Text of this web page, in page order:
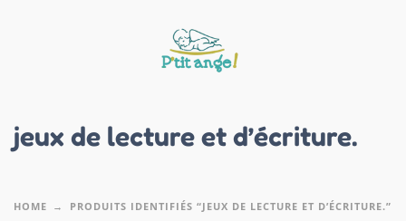
jeux de lecture et d’écriture.
HOME PRODUITS IDENTIFIÉS “JEUX DE LECTURE ET D’ÉCRITURE.”